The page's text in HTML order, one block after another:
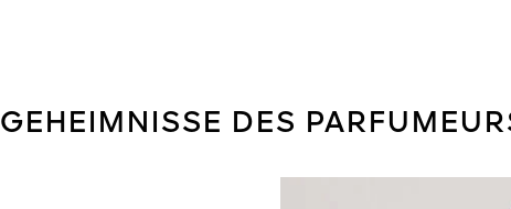
GEHEIMNISSE DES